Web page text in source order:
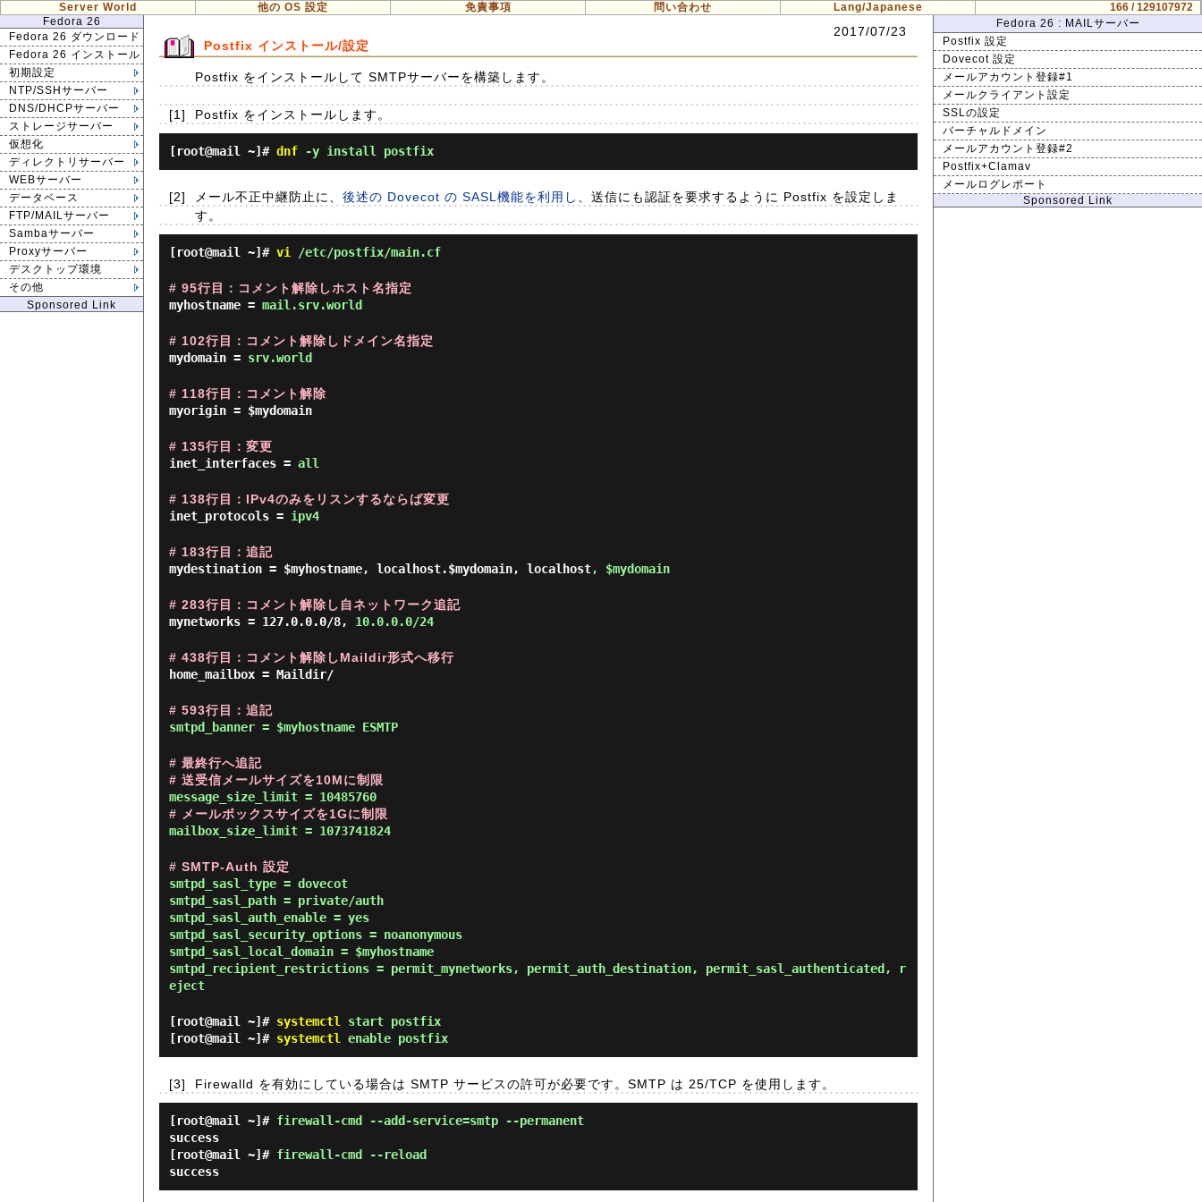
Server World 他の OS 設定 免責事項 問い合わせ Lang/Japanese
166 / 129107972
Fedora 26
Fedora 26 ダウンロード
Fedora 26 インストール
初期設定
NTP/SSHサーバー
DNS/DHCPサーバー
ストレージサーバー
仮想化
ディレクトリサーバー
WEBサーバー
データベース
FTP/MAILサーバー
Sambaサーバー
Proxyサーバー
デスクトップ環境
その他
Sponsored Link
Postfix インストール/設定
2017/07/23
Postfix をインストールして SMTPサーバーを構築します。
[1] Postfix をインストールします。
[root@mail ~]# dnf -y install postfix
[2] メール不正中継防止に、 後述の Dovecot の SASL機能を利用し
、送信にも認証を要求するように Postfix を設定しま
す。
[root@mail ~]# vi /etc/postfix/main.cf
# 95行目：コメント解除しホスト名指定
myhostname = mail.srv.world
# 102行目：コメント解除しドメイン名指定
mydomain = srv.world
# 118行目：コメント解除
myorigin = $mydomain
# 135行目：変更
inet_interfaces = all
# 138行目：IPv4のみをリスンするならば変更
inet_protocols = ipv4
# 183行目：追記
mydestination = $myhostname, localhost.$mydomain, localhost, $mydomain
# 283行目：コメント解除し自ネットワーク追記
mynetworks = 127.0.0.0/8, 10.0.0.0/24
# 438行目：コメント解除しMaildir形式へ移行
home_mailbox = Maildir/
# 593行目：追記
smtpd_banner = $myhostname ESMTP
# 最終行へ追記
# 送受信メールサイズを10Mに制限
message_size_limit = 10485760
# メールボックスサイズを1Gに制限
mailbox_size_limit = 1073741824
# SMTP-Auth 設定
smtpd_sasl_type = dovecot
smtpd_sasl_path = private/auth
smtpd_sasl_auth_enable = yes
smtpd_sasl_security_options = noanonymous
smtpd_sasl_local_domain = $myhostname
smtpd_recipient_restrictions = permit_mynetworks, permit_auth_destination, permit_sasl_authenticated, r
eject
[root@mail ~]# systemctl
start postfix
[root@mail ~]# systemctl enable postfix
[3] Firewalld を有効にしている場合は SMTP サービスの許可が必要です。SMTP は 25/TCP を使用します。
[root@mail ~]# firewall-cmd --add-service=smtp --permanent
success
[root@mail ~]# firewall-cmd --reload
success
Fedora 26 : MAILサーバー
Postfix 設定
Dovecot 設定
メールアカウント登録#1
メールクライアント設定
SSLの設定
バーチャルドメイン
メールアカウント登録#2
Postfix+Clamav
メールログレポート
Sponsored Link